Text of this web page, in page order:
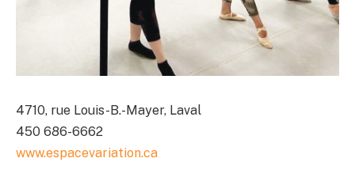
4710, rue Louis-B.-Mayer, Laval
450 686-6662
www.espacevariation.ca